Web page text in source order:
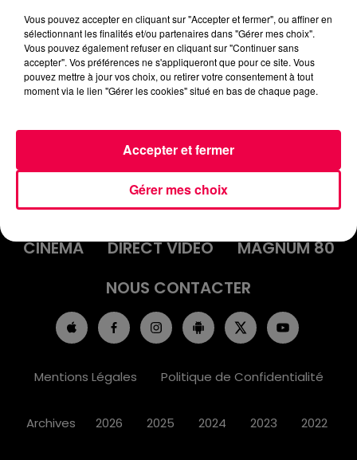
ACCUEIL INFOS
EMISSIONS
AGENDA
JEUX
PODCASTS
CINÉMA
DIRECT VIDÉO
MAGNUM 80
NOUS CONTACTER
Mentions Légales Politique de Confidentialité
Archives 2026 2025 2024 2023 2022
Vous pouvez accepter en cliquant sur "Accepter et fermer", ou affiner en
sélectionnant les finalités et/ou partenaires dans "Gérer mes choix".
Vous pouvez également refuser en cliquant sur "Continuer sans
accepter". Vos préférences ne s'appliqueront que pour ce site. Vous
pouvez mettre à jour vos choix, ou retirer votre consentement à tout
moment via le lien "Gérer les cookies" situé en bas de chaque page.
Gérer mes choix
Accepter et fermer